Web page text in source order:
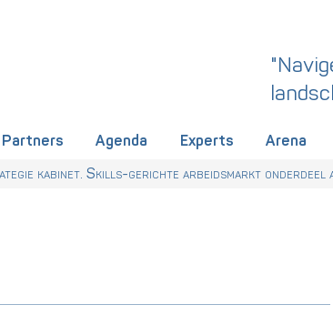
Partners Agenda Experts Arena
kabinet. Skills-gerichte arbeidsmarkt onderdeel